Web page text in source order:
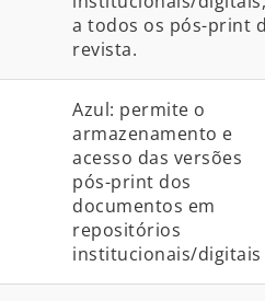
a todos os pós-print
revista.
Azul: permite o
armazenamento e
acesso das versões
pós-print dos
documentos em
repositórios
institucionais/digitais